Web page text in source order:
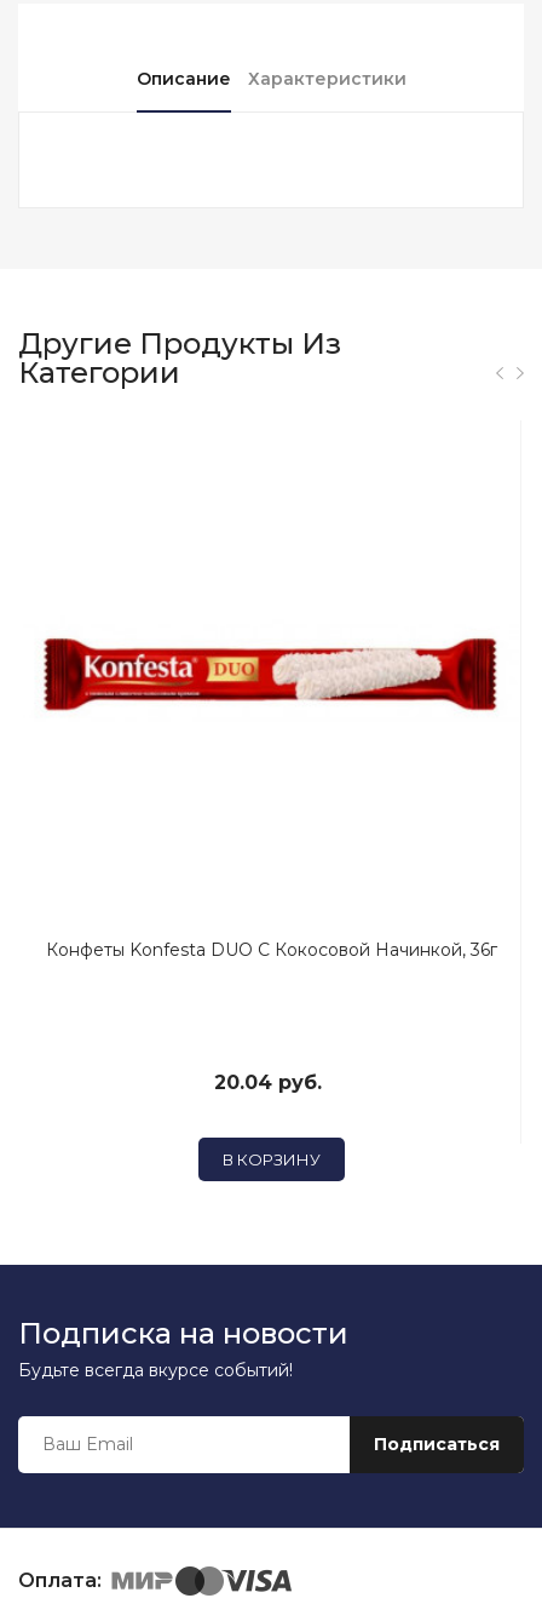
Описание Характеристики
Другие Продукты Из
Категории
Конфеты Konfesta DUO С Кокосовой Начинкой, 36г
20.04 руб.
В КОРЗИНУ
Подписка на новости
Будьте всегда вкурсе событий!
Оплата: